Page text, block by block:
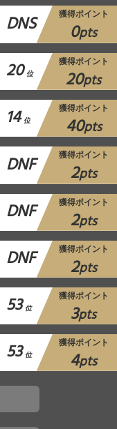
DNS 獲得ポイント
0pts
20 位
獲得ポイント
20pts
14 位
獲得ポイント
40pts
DNF 獲得ポイント
2pts
DNF 獲得ポイント
2pts
DNF 獲得ポイント
2pts
53 位
獲得ポイント
3pts
53 位
獲得ポイント
4pts